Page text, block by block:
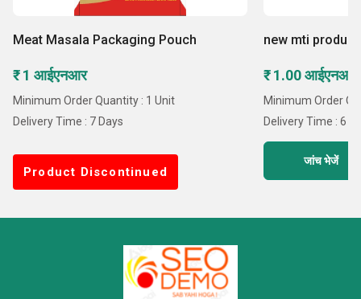
Meat Masala Packaging Pouch
₹ 1 आईएनआर
Minimum Order Quantity : 1 Unit
Delivery Time : 7 Days
Product Discontinued
new mti
₹ 1.00
Minimum Order
Delivery Time : 6
जांच भेजें